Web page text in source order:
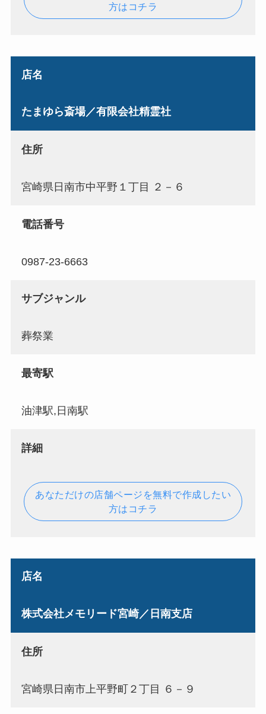
方はコチラ
店名
たまゆら斎場／有限会社精霊社
住所
宮崎県日南市中平野１丁目 ２－６
電話番号
0987-23-6663
サブジャンル
葬祭業
最寄駅
油津駅,日南駅
詳細
あなただけの店舗ページを無料で作成したい
方はコチラ
店名
株式会社メモリード宮崎／日南支店
住所
宮崎県日南市上平野町２丁目 ６－９